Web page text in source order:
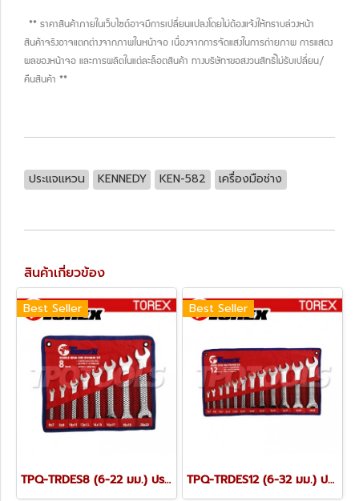
** ราคาสินค้าภายในเว็บไซต์อาจมีการเปลี่ยนแปลงโดยไม่ต้องแจ้งให้ทราบล่วงหน้า
สินค้าจริงอาจแตกต่างจากภาพในหน้าจอ เนื่องจากการจัดแสงในการถ่ายภาพ การแสดง
ผลของหน้าจอ และการผลิตในแต่ละล็อตสินค้า ทางบริษัทฯขอสงวนสิทธิ์ไม่รับเปลี่ยน/
คืนสินค้า **
ประแจแหวน KENNEDY KEN-582 เครื่องมือช่าง
สินค้าเกี่ยวข้อง
Best Seller
TPQ-TRDES8 (6-22 มม.) ประแจปากตายชุด 8 ตัว TOREX
Best Seller
TPQ-TRDES12 (6-32 มม.) ประแจปากตายชุด 12 ตัว TOREX